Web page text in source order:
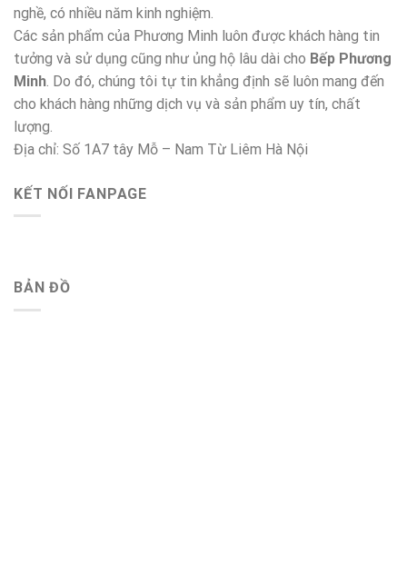
nghề, có nhiều năm kinh nghiệm.
Các sản phẩm của Phương Minh luôn được khách hàng tin
tưởng và sử dụng cũng như ủng hộ lâu dài cho Bếp Phương
Minh . Do đó, chúng tôi tự tin khẳng định sẽ luôn mang đến
cho khách hàng những dịch vụ và sản phẩm uy tín, chất
lượng.
Địa chỉ: Số 1A7 tây Mỗ – Nam Từ Liêm Hà Nội
KẾT NỐI FANPAGE
BẢN ĐỒ